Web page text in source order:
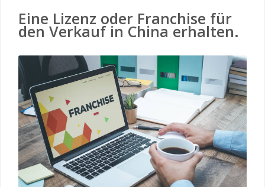
Eine Lizenz oder Franchise für
den Verkauf in China erhalten.